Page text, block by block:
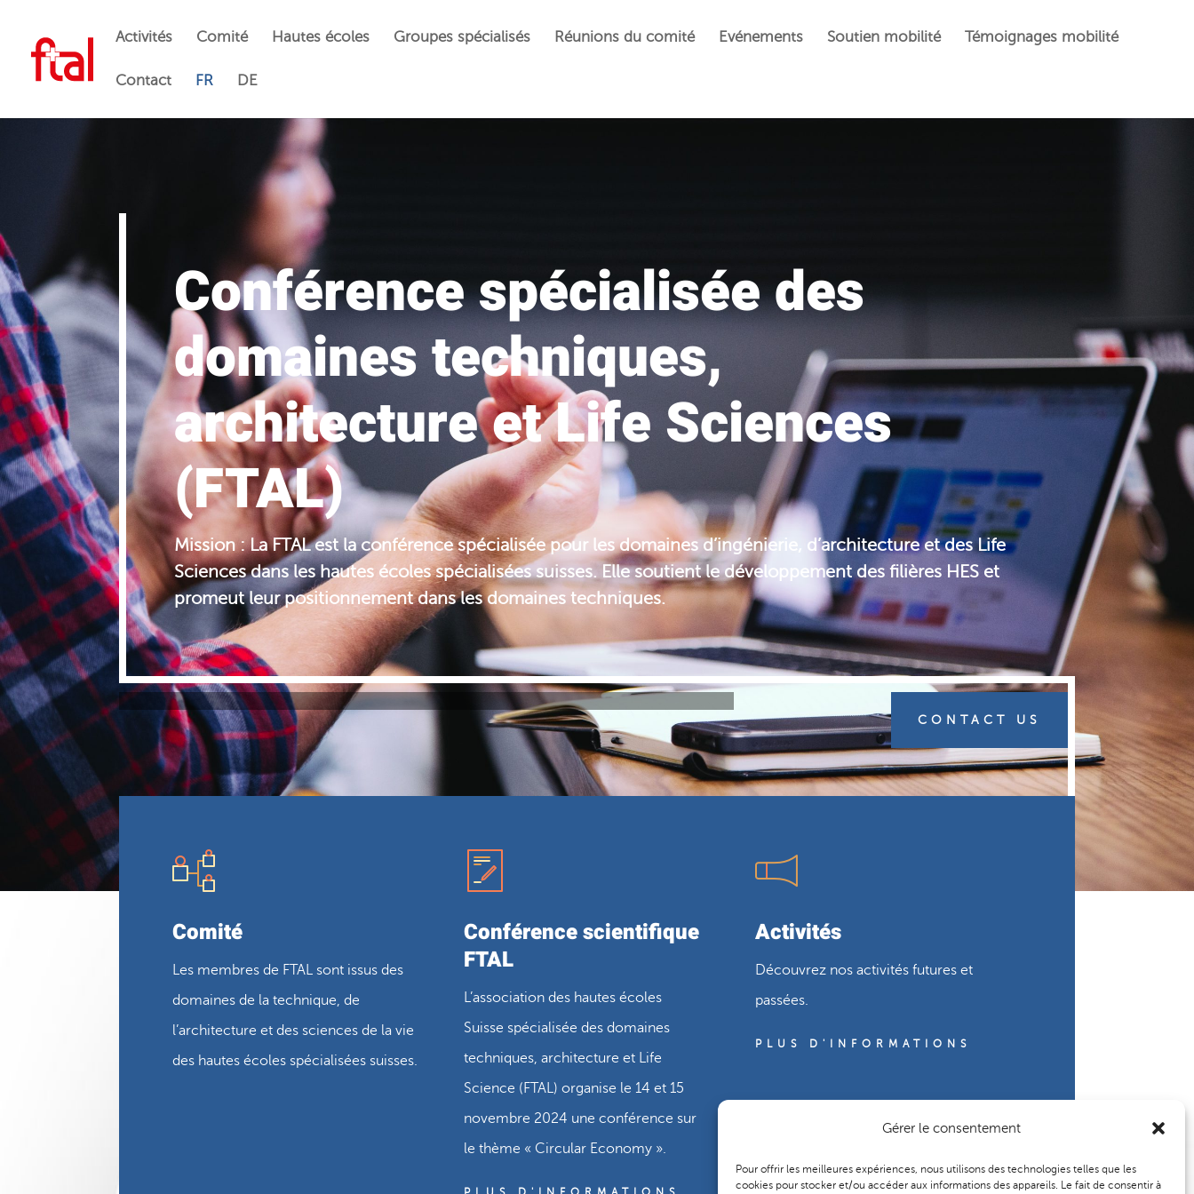
Gérer le consentement
Pour offrir les meilleures expériences, nous utilisons des technologies telles que les
cookies pour stocker et/ou accéder aux informations des appareils. Le fait de consentir à
Activités Comité Hautes écoles Groupes spécialisés Réunions du comité Evénements Soutien mobilité Témoignages mobilité
Contact FR DE
Conférence spécialisée des
domaines techniques,
architecture et Life Sciences
(FTAL)
Mission : La FTAL est la conférence spécialisée pour les domaines d’ingénierie, d’architecture et des Life
Sciences dans les hautes écoles spécialisées suisses. Elle soutient le développement des filières HES et
promeut leur positionnement dans les domaines techniques.
CONTACT US
Comité
Les membres de FTAL sont issus des
domaines de la technique, de
l’architecture et des sciences de la vie
des hautes écoles spécialisées suisses.
Conférence scientifique
FTAL
L’association des hautes écoles
Suisse spécialisée des domaines
techniques, architecture et Life
Science (FTAL) organise le 14 et 15
novembre 2024 une conférence sur
le thème « Circular Economy ».
Activités
Découvrez nos activités futures et
passées.
PLUS D'INFORMATIONS